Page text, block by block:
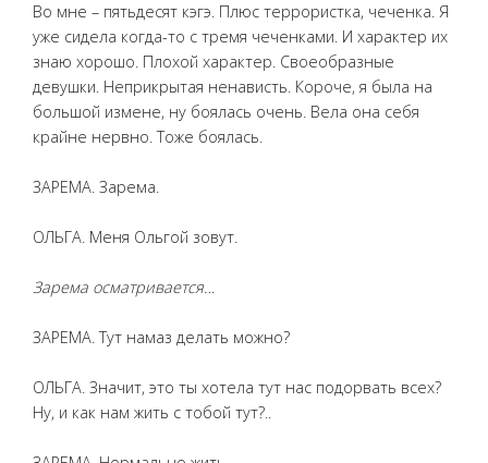
Во мне – пятьдесят кэгэ. Плюс террористка, чеченка. Я
уже сидела когда-то с тремя чеченками. И характер их
знаю хорошо. Плохой характер. Своеобразные
девушки. Неприкрытая ненависть. Короче, я была на
большой измене, ну боялась очень. Вела она себя
крайне нервно. Тоже боялась.
ЗАРЕМА. Зарема.
ОЛЬГА. Меня Ольгой зовут.
Зарема осматривается…
ЗАРЕМА. Тут намаз делать можно?
ОЛЬГА. Значит, это ты хотела тут нас подорвать всех?
Ну, и как нам жить с тобой тут?..